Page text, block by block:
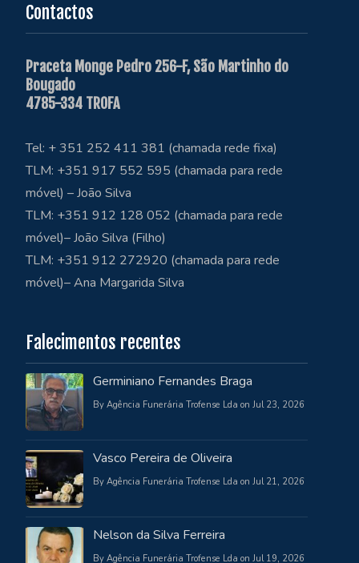
Contactos
Praceta Monge Pedro 256-F, São Martinho do
Bougado
4785-334 TROFA
Tel: + 351 252 411 381 (chamada rede fixa)
TLM: +351 917 552 595 (chamada para rede
móvel) – João Silva
TLM: +351 912 128 052 (chamada para rede
móvel)– João Silva (Filho)
TLM: +351 912 272920 (chamada para rede
móvel)– Ana Margarida Silva
Falecimentos recentes
Germiniano Fernandes Braga
By Agência Funerária Trofense Lda on Jul 23, 2026
Vasco Pereira de Oliveira
By Agência Funerária Trofense Lda on Jul 21, 2026
Nelson da Silva Ferreira
By Agência Funerária Trofense Lda on Jul 19, 2026